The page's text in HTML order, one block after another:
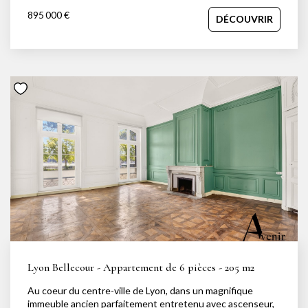
qualité de ses espaces extérieurs, qui totalisent plus de
200 m². Terrasse, balcon et espaces abrités sous pergolas
prolongent naturellement les pièces de vie et permettent
de profiter d'un cadre de vie agréable au fil des saisons.
vie, d'environ 50 m², réunit séjour, salle à manger et cuisine
plusieurs expositions et d'un accès direct aux extérieurs.
L'espace nuit propose quatre chambres, dont deux suites
avec dressing, ainsi que deux salles de bains. Un bureau, un
espace lecture, une buanderie et de nombreux
rangements complètent l'organisation de l'appartement.
Situé à proximité de la rue du Commandant Charcot, le bien
bénéficie d'un accès rapide aux grands axes ainsi qu'au
centre de Lyon, tout en restant proche des commerces et
de la vie de quartier du Point du Jour. Un box fermé et
électrifié est disponible en complément. Pour tout
renseignement ou organiser une visite : Jessica
Nachmansohn ? 06 43 29 63 01 jessica@avenir-
895 000 €
DÉCOUVRIR
Lyon Bellecour - Appartement de 6 pièces - 205 m2
Au coeur du centre-ville de Lyon, dans un magnifique
immeuble ancien parfaitement entretenu avec ascenseur,